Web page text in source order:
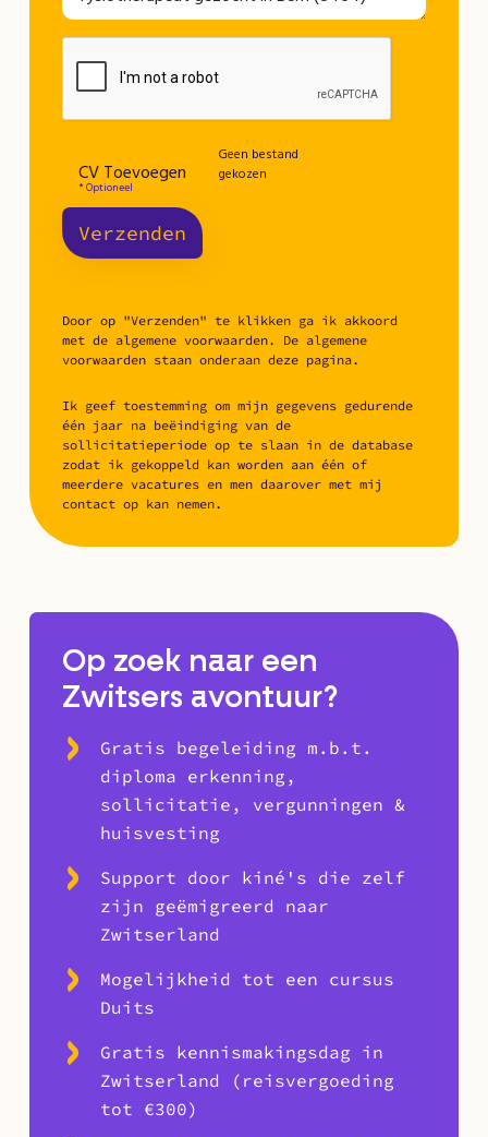
CV Toevoegen
Geen bestand
gekozen
Verzenden
* Optioneel
Door op "Verzenden" te klikken ga ik akkoord
met de algemene voorwaarden. De algemene
voorwaarden staan onderaan deze pagina.
Ik geef toestemming om mijn gegevens gedurende
één jaar na beëindiging van de
sollicitatieperiode op te slaan in de database
zodat ik gekoppeld kan worden aan één of
meerdere vacatures en men daarover met mij
contact op kan nemen.
Op zoek naar een
Zwitsers avontuur?
Gratis begeleiding m.b.t.
diploma erkenning,
sollicitatie, vergunningen &
huisvesting
Support door kiné's die zelf
zijn geëmigreerd naar
Zwitserland
Mogelijkheid tot een cursus
Duits
Gratis kennismakingsdag in
Zwitserland (reisvergoeding
tot €300)